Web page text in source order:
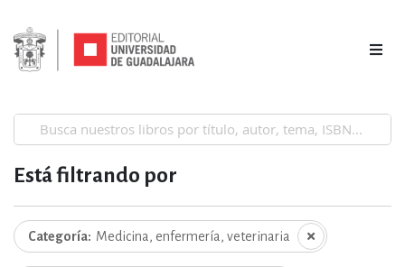
Está filtrando por
Categoría Medicina, enfermería, veterinaria